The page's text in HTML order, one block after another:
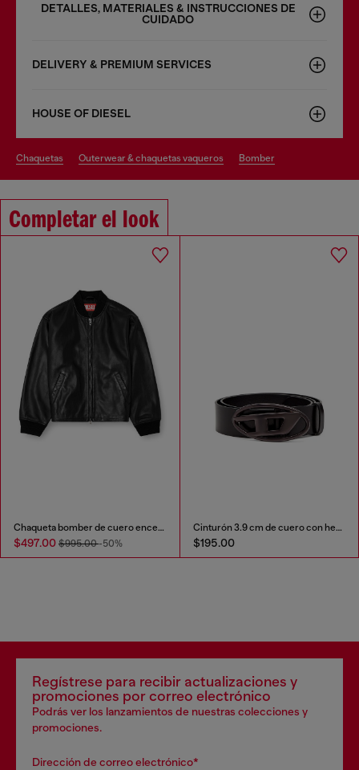
DETALLES, MATERIALES & INSTRUCCIONES DE
CUIDADO
DELIVERY & PREMIUM SERVICES
HOUSE OF DIESEL
chaquetas outerwear & chaquetas vaqueros bomber
Completar el look
Chaqueta bomber de cuero encerado
$497.00 $995.00-50%
Cinturón 3.9 cm de cuero con hebilla metálica Oval D
$195.00
Regístrese para recibir actualizaciones y
promociones por correo electrónico
Podrás ver los lanzamientos de nuestras colecciones y
promociones.
Dirección de correo electrónico*